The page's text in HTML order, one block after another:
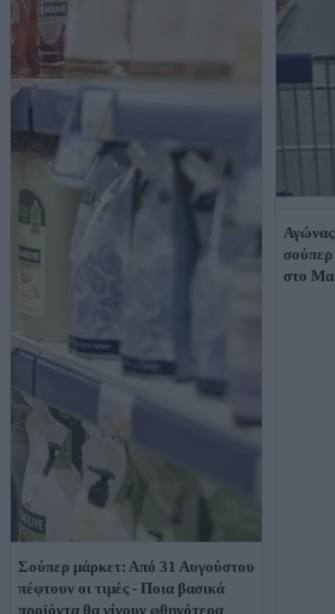
Σούπερ μάρκετ: Από 31 Αυγούστου
πέφτουν οι τιμές - Ποια βασικά
προϊόντα θα γίνουν φθηνότερα
Αγώνας
στο